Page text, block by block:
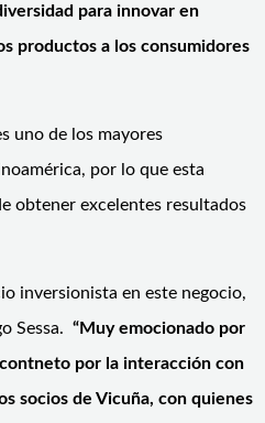
para innovar en
productos a los consumidores
uno de los mayores
por lo que esta
obtener excelentes resultados
inversionista en este negocio,
Sessa. “Muy emocionado por
por la interacción con
socios de Vicuña, con quienes